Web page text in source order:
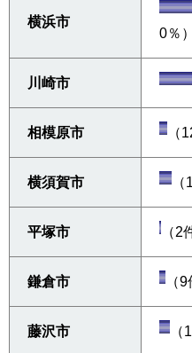
横浜市
0％）
川崎市
相模原市 （
横須賀市
平塚市 （
鎌倉市 （
藤沢市 （